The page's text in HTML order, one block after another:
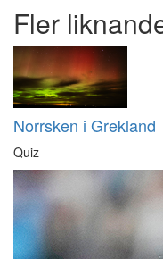
Fler
Norrsken i Grekland
Quiz